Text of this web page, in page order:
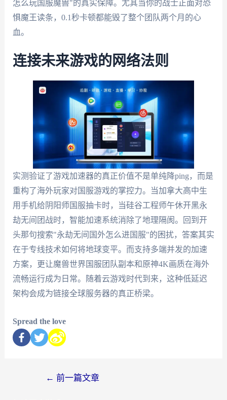
怎么玩国服魔兽"的真实保障。尤其当你的战士正面对恐
惧魔王读条，0.1秒卡顿都能毁了整个团队两个月的心
血。
连接未来游戏的网络法则
实测验证了游戏加速器的真正价值不是单纯降ping，而是
重构了海外玩家对国服游戏的掌控力。当加拿大高中生
用手机给阴阳师国服抽卡时，当硅谷工程师午休开黑永
劫无间团战时，智能加速系统消除了地理隔阂。回到开
头那句搜索"永劫无间国外怎么进国服"的困扰，答案其实
在于专线技术如何将地球变平。而支持多端并发的加速
方案，更让魔兽世界国服团队副本和原神4K画质在海外
流畅运行成为日常。随着云游戏时代到来，这种低延迟
架构会成为链接全球服务器的真正桥梁。
Spread the love
← 前一篇文章